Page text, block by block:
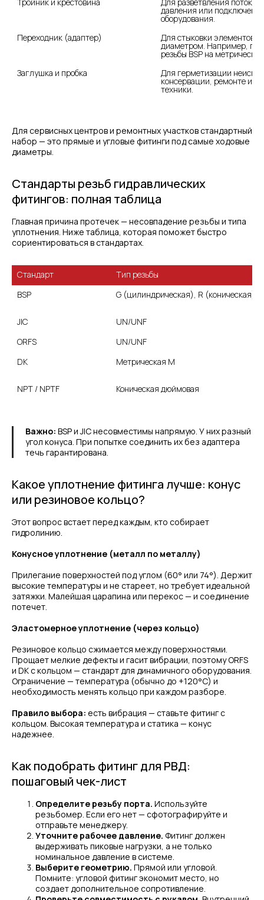
давления или
оборудования.
Переходник (адаптер)
Для стыковки элементов с
диаметром. Например,
резьбы BSP на
Заглушка и пробка
Для герметизации
консервации, ремонте или
техники.
Для сервисных центров и ремонтных участков стандартный
набор — это прямые и угловые фитинги под самые ходовые
диаметры.
Стандарты резьб гидравлических
фитингов: полная таблица
Главная причина протечек — несовпадение резьбы и типа
уплотнения. Ниже таблица, которая поможет быстро
сориентироваться в стандартах.
Тип резьбы
BSP
G (цилиндрическая), R (коническая)
UN/UNF
ORFS
UN/UNF
DK
Метрическая M
NPT / NPTF Коническая дюймовая
Важно: BSP и JIC несовместимы напрямую. У них разный
угол конуса. При попытке соединить их без адаптера
течь гарантирована.
Какое уплотнение фитинга лучше: конус
или резиновое кольцо?
Этот вопрос встает перед каждым, кто собирает
гидролинию.
Конусное уплотнение (металл по металлу)
Прилегание поверхностей под углом (60° или 74°). Держит
высокие температуры и не стареет, но требует идеальной
затяжки. Малейшая царапина или перекос — и соединение
потечет.
Эластомерное уплотнение (через кольцо)
Резиновое кольцо сжимается между поверхностями.
Прощает мелкие дефекты и гасит вибрации, поэтому ORFS
и DK с кольцом — стандарт для динамичного оборудования.
Ограничение — температура (обычно до +120°C) и
необходимость менять кольцо при каждом разборе.
Правило выбора: есть вибрация — ставьте фитинг с
кольцом. Высокая температура и статика — конус
надежнее.
Как подобрать фитинг для РВД:
пошаговый чек-лист
Определите резьбу порта. Используйте
резьбомер. Если его нет — сфотографируйте и
отправьте менеджеру.
Уточните рабочее давление. Фитинг должен
выдерживать пиковые нагрузки, а не только
номинальное давление в системе.
Выберите геометрию. Прямой или угловой.
Помните: угловой фитинг экономит место, но
создает дополнительное сопротивление.